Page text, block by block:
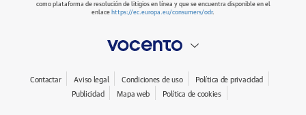
como plataforma de resolución de litigios en línea y que se encuentra disponible en el
enlace https://ec.europa.eu/consumers/odr.
Contactar Aviso legal Condiciones de uso
Política de privacidad
Publicidad
Mapa web Política de cookies